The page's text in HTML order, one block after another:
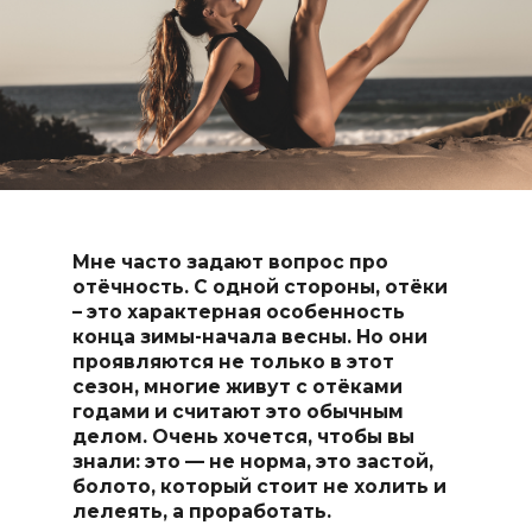
Мне часто задают вопрос про
отёчность. С одной стороны, отёки
– это характерная особенность
конца зимы-начала весны. Но они
проявляются не только в этот
сезон, многие живут с отёками
годами и считают это обычным
делом. Очень хочется, чтобы вы
знали: это — не норма, это застой,
болото, который стоит не холить и
лелеять, а проработать.